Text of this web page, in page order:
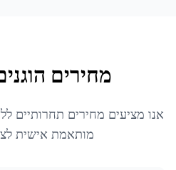
מחירים
אנו מציעים מחירים תחרותיים
מותאמת אישית